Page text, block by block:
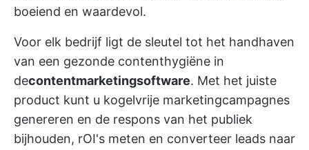
boeiend en waardevol.
Voor elk bedrijf ligt de sleutel tot het handhaven
van een gezonde contenthygiëne in
decontentmarketingsoftware. Met het juiste
product kunt u kogelvrije marketingcampagnes
genereren en de respons van het publiek
bijhouden, rOI's meten en converteer leads naar